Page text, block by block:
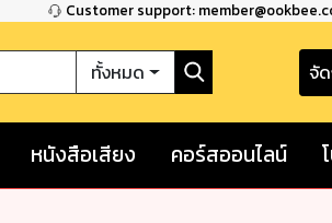
Customer support:
ทั้งหมด จั
หนังสือเสียง คอร์สออนไลน์